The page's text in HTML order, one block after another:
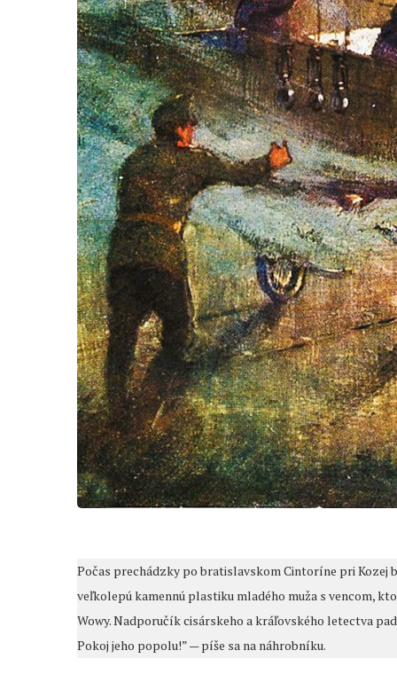
Počas prechádzky po bratislavskom Cintoríne pri Kozej
veľkolepú kamennú plastiku mladého muža s vencom,
Wowy. Nadporučík cisárskeho a kráľovského letectva
Pokoj jeho popolu!” — píše sa na náhrobníku.